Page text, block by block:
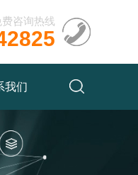
费咨询热线
我们